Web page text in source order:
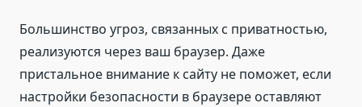
Большинство угроз, связанных с приватностью,
реализуются через ваш браузер. Даже
пристальное внимание к сайту не поможет, если
настройки безопасности в браузере оставляют